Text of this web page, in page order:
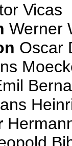
Vicas
Werner
Oscar
Berna